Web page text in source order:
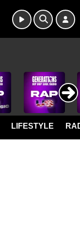
LIFESTYLE